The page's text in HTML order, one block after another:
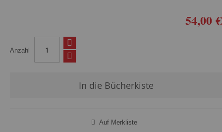
54,00 €
Anzahl
In die Bücherkiste
Auf Merkliste